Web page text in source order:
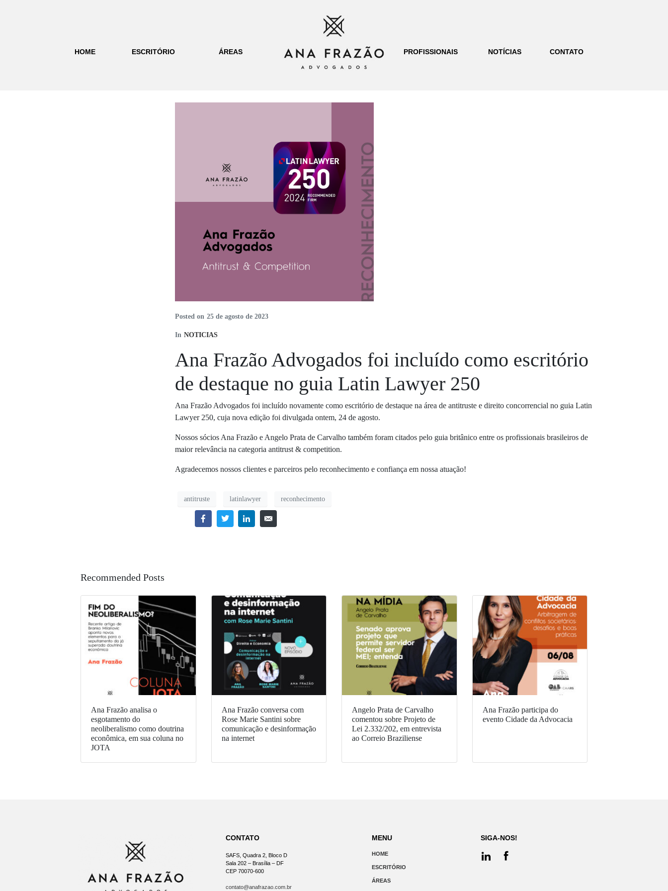
HOME ESCRITÓRIO ÁREAS PROFISSIONAIS NOTÍCIAS CONTATO
Posted on 25 de agosto de 2023
In NOTICIAS
Ana Frazão Advogados foi incluído como escritório
de destaque no guia Latin Lawyer 250
Ana Frazão Advogados foi incluído novamente como escritório de destaque na área de antitruste e direito concorrencial no guia Latin
Lawyer 250, cuja nova edição foi divulgada ontem, 24 de agosto.
Nossos sócios Ana Frazão e Angelo Prata de Carvalho também foram citados pelo guia britânico entre os profissionais brasileiros de
maior relevância na categoria antitrust & competition.
Agradecemos nossos clientes e parceiros pelo reconhecimento e confiança em nossa atuação!
antitruste latinlawyer reconhecimento
Recommended Posts
Ana Frazão analisa o
esgotamento do
neoliberalismo como doutrina
econômica, em sua coluna no
JOTA
Ana Frazão conversa com
Rose Marie Santini sobre
comunicação e desinformação
na internet
Angelo Prata de Carvalho
comentou sobre Projeto de
Lei 2.332/202, em entrevista
ao Correio Braziliense
Ana Frazão participa do
evento Cidade da Advocacia
CONTATO
SAFS, Quadra 2, Bloco D
Sala 202 – Brasília – DF
CEP 70070-600
contato@anafrazao.com.br
MENU
HOME
ESCRITÓRIO
ÁREAS
SIGA-NOS!